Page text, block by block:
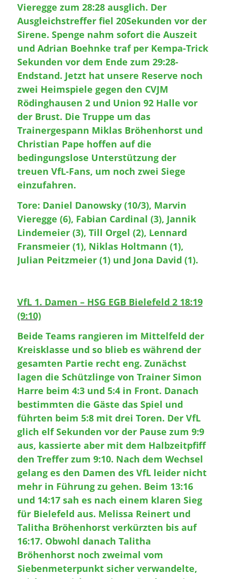
Vieregge zum 28:28 ausglich. Der
Ausgleichstreffer fiel 20Sekunden vor der
Sirene. Spenge nahm sofort die Auszeit
und Adrian Boehnke traf per Kempa-Trick
Sekunden vor dem Ende zum 29:28-
Endstand. Jetzt hat unsere Reserve noch
zwei Heimspiele gegen den CVJM
Rödinghausen 2 und Union 92 Halle vor
der Brust. Die Truppe um das
Trainergespann Miklas Bröhenhorst und
Christian Pape hoffen auf die
bedingungslose Unterstützung der
treuen VfL-Fans, um noch zwei Siege
einzufahren.
Tore: Daniel Danowsky (10/3), Marvin
Vieregge (6), Fabian Cardinal (3), Jannik
Lindemeier (3), Till Orgel (2), Lennard
Fransmeier (1), Niklas Holtmann (1),
Julian Peitzmeier (1) und Jona David (1).
VfL 1. Damen – HSG EGB Bielefeld 2 18:19
(9:10)
Beide Teams rangieren im Mittelfeld der
Kreisklasse und so blieb es während der
gesamten Partie recht eng. Zunächst
lagen die Schützlinge von Trainer Simon
Harre beim 4:3 und 5:4 in Front. Danach
bestimmten die Gäste das Spiel und
führten beim 5:8 mit drei Toren. Der VfL
glich elf Sekunden vor der Pause zum 9:9
aus, kassierte aber mit dem Halbzeitpfiff
den Treffer zum 9:10. Nach dem Wechsel
gelang es den Damen des VfL leider nicht
mehr in Führung zu gehen. Beim 13:16
und 14:17 sah es nach einem klaren Sieg
für Bielefeld aus. Melissa Reinert und
Talitha Bröhenhorst verkürzten bis auf
16:17. Obwohl danach Talitha
Bröhenhorst noch zweimal vom
Siebenmeterpunkt sicher verwandelte,